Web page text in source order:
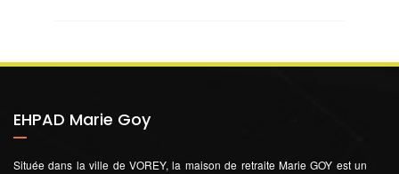
EHPAD Marie Goy
Située dans la ville de VOREY, la maison de retraite Marie GOY est un